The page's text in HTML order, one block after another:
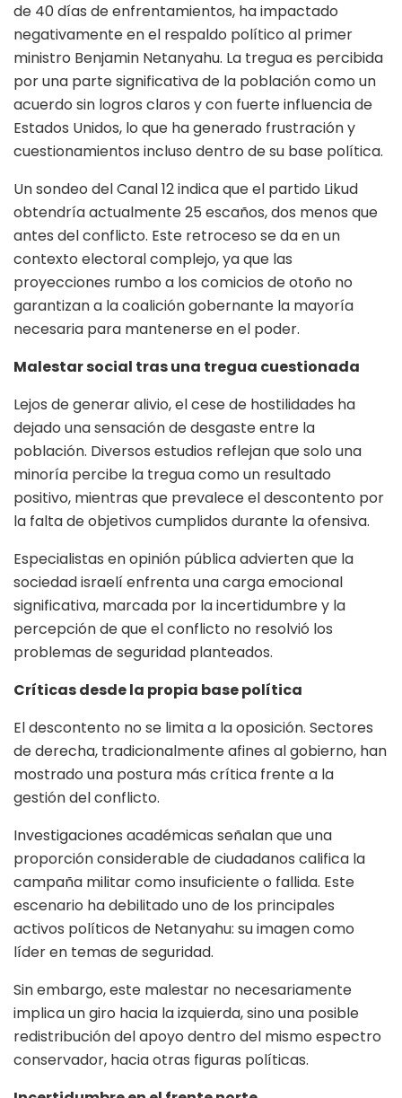
de 40 días de enfrentamientos, ha impactado
negativamente en el respaldo político al primer
ministro Benjamin Netanyahu. La tregua es percibida
por una parte significativa de la población como un
acuerdo sin logros claros y con fuerte influencia de
Estados Unidos, lo que ha generado frustración y
cuestionamientos incluso dentro de su base política.
Un sondeo del Canal 12 indica que el partido Likud
obtendría actualmente 25 escaños, dos menos que
antes del conflicto. Este retroceso se da en un
contexto electoral complejo, ya que las
proyecciones rumbo a los comicios de otoño no
garantizan a la coalición gobernante la mayoría
necesaria para mantenerse en el poder.
Malestar social tras una tregua cuestionada
Lejos de generar alivio, el cese de hostilidades ha
dejado una sensación de desgaste entre la
población. Diversos estudios reflejan que solo una
minoría percibe la tregua como un resultado
positivo, mientras que prevalece el descontento por
la falta de objetivos cumplidos durante la ofensiva.
Especialistas en opinión pública advierten que la
sociedad israelí enfrenta una carga emocional
significativa, marcada por la incertidumbre y la
percepción de que el conflicto no resolvió los
problemas de seguridad planteados.
Críticas desde la propia base política
El descontento no se limita a la oposición. Sectores
de derecha, tradicionalmente afines al gobierno, han
mostrado una postura más crítica frente a la
gestión del conflicto.
Investigaciones académicas señalan que una
proporción considerable de ciudadanos califica la
campaña militar como insuficiente o fallida. Este
escenario ha debilitado uno de los principales
activos políticos de Netanyahu: su imagen como
líder en temas de seguridad.
Sin embargo, este malestar no necesariamente
implica un giro hacia la izquierda, sino una posible
redistribución del apoyo dentro del mismo espectro
conservador, hacia otras figuras políticas.